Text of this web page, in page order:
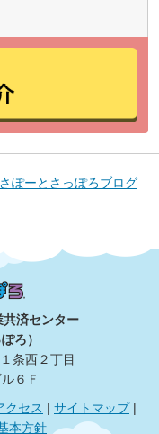
さぽーとさっぽろブログ
済センター
ろ）
条西２丁目
６Ｆ
クセス | サイトマップ|
本方針